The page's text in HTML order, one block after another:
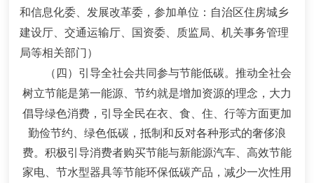
和信息化委、发展改革委，参加单位：自治区住房城乡
建设厅、交通运输厅、国资委、质监局、机关事务管理
局等相关部门）
（四）引导全社会共同参与节能低碳。 推动全社会
树立节能是第一能源、节约就是增加资源的理念，大力
倡导绿色消费，引导全民在衣、食、住、行等方面更加
勤俭节约、绿色低碳，抵制和反对各种形式的奢侈浪
费。积极引导消费者购买节能与新能源汽车、高效节能
家电、节水型器具等节能环保低碳产品，减少一次性用